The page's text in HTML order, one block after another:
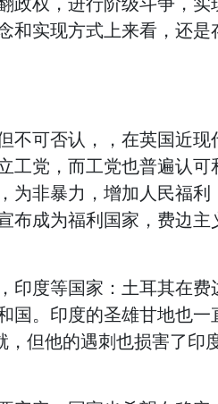
和实现方式上来看，还是
不可否认，，在英国近现
工党，而工党也普遍认可
为非暴力，增加人民福利
布成为福利国家，费边主
印度等国家：土耳其在费
国。印度的圣雄甘地也一
，但他的遇刺也损害了印